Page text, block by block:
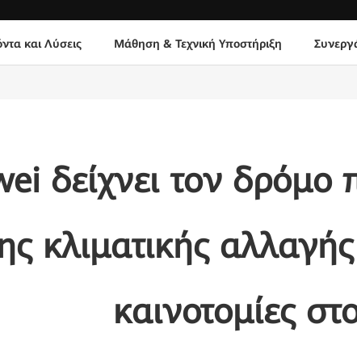
και Λύσεις Μάθηση & Τεχνική Υποστήριξη
δείχνει τον δρόμο
κλιματικής
καινοτομίες